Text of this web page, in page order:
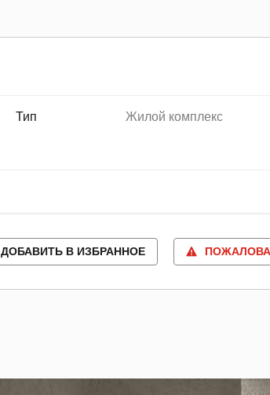
Тип Жилой комплекс
ДОБАВИТЬ В ИЗБРАННОЕ